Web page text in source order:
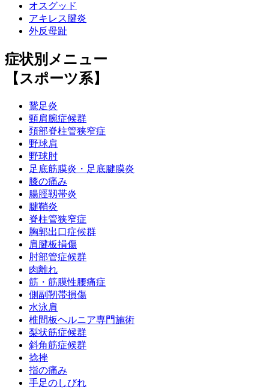
オスグッド
アキレス腱炎
外反母趾
症状別メニュー
【スポーツ系】
鵞足炎
頸肩腕症候群
頚部脊柱管狭窄症
野球肩
野球肘
足底筋膜炎・足底腱膜炎
膝の痛み
腸脛靱帯炎
腱鞘炎
脊柱管狭窄症
胸郭出口症候群
肩腱板損傷
肘部管症候群
肉離れ
筋・筋膜性腰痛症
側副靭帯損傷
水泳肩
椎間板ヘルニア専門施術
梨状筋症候群
斜角筋症候群
捻挫
指の痛み
手足のしびれ